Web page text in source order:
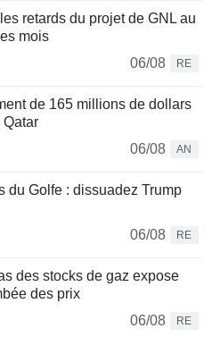
retards du projet de GNL au
mois
06/08
RE
de 165 millions de dollars
06/08
AN
du Golfe : dissuadez Trump
06/08
RE
des stocks de gaz expose
des prix
06/08
RE